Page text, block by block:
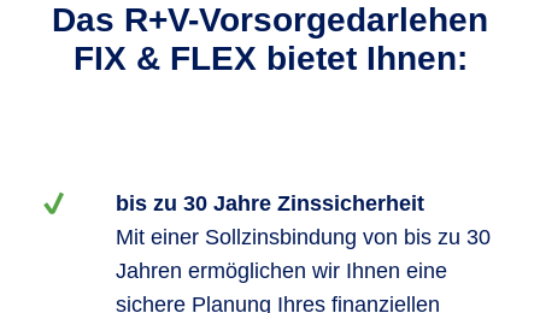
Das R+V-Vorsorgedarlehen
FIX & FLEX bietet Ihnen:
bis zu 30 Jahre Zinssicherheit
Mit einer Sollzinsbindung von bis zu 30
Jahren ermöglichen wir Ihnen eine
sichere Planung Ihres finanziellen